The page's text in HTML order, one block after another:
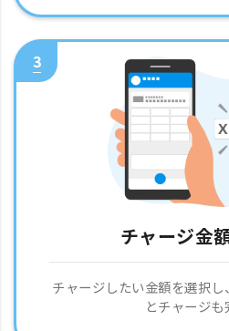
3
チャージ金
チャージしたい金額を選択
とチャージも